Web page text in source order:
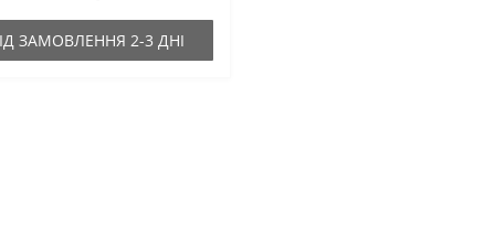
ЗАМОВЛЕННЯ 2-3 ДНІ